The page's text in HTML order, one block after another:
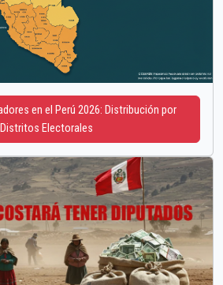
en el Perú 2026: Distribución por
Distritos Electorales